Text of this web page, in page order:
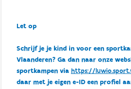
Let op
Schrijf je je kind in voor een
Vlaanderen? Ga dan naar onze
sportkampen via https://
daar met je eigen e-ID een profiel